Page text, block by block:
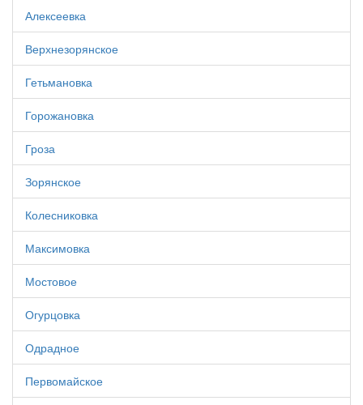
Алексеевка
Верхнезорянское
Гетьмановка
Горожановка
Гроза
Зорянское
Колесниковка
Максимовка
Мостовое
Огурцовка
Одрадное
Первомайское